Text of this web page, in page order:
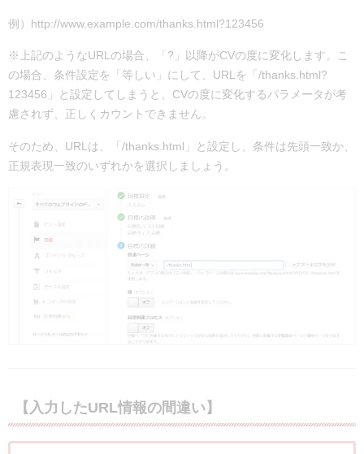
例）http://www.example.com/thanks.html?123456
※上記のようなURLの場合、「?」以降がCVの度に変化します。
こ
の場合、条件設定を「等しい」にして、URLを 「/thanks.html?
123456」
と設定してしまうと、CVの度に変化するパラメータが考
慮されず、正しくカウントできません。
そのため、URLは、「/thanks.html」と設定し、条件は先頭一致か、
正規表現一致のいずれかを選択しましょう。
【入力したURL情報の間違い】